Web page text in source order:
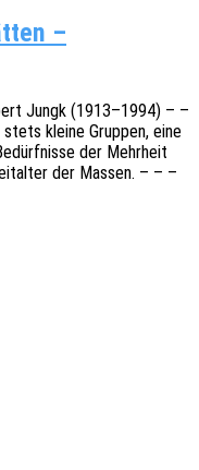
–
Jungk (1913–1994) – –
kleine Grup­pen, eine
der Mehr­heit
der Massen. – – –